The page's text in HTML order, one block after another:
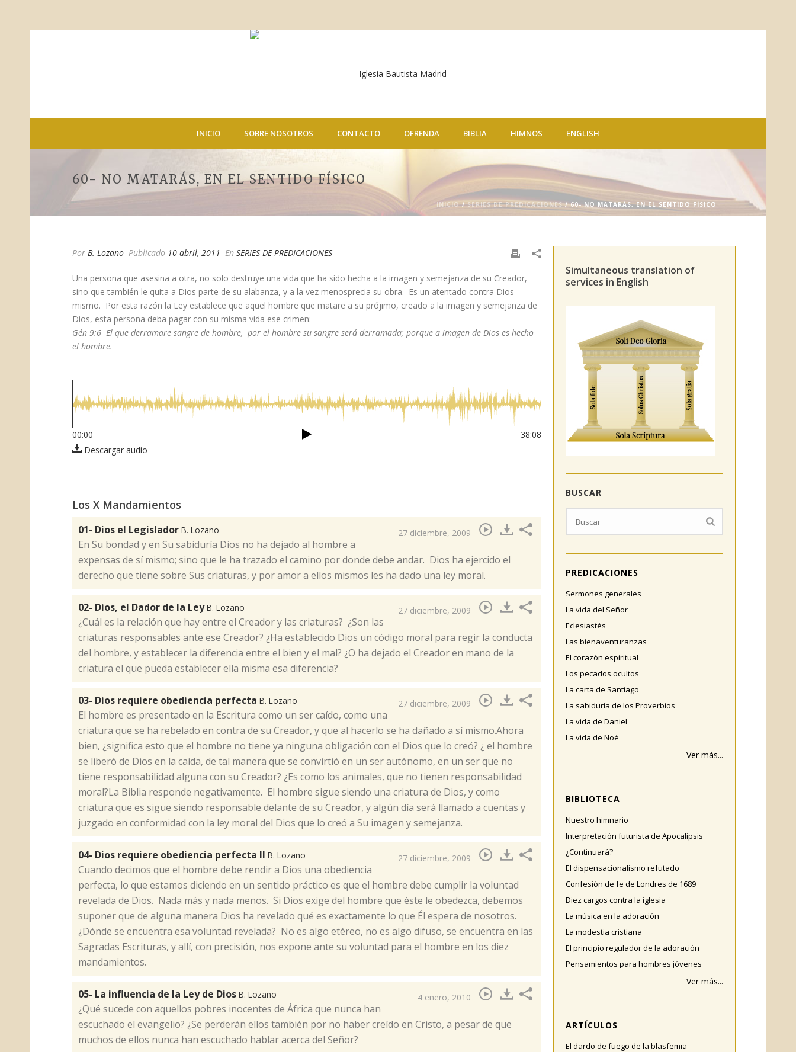
INICIO SOBRE NOSOTROS CONTACTO OFRENDA BIBLIA HIMNOS ENGLISH
60- NO MATARÁS, EN EL SENTIDO FÍSICO
INICIO/SERIES DE PREDICACIONES/ 60- NO MATARÁS, EN EL SENTIDO FÍSICO
Por B. Lozano Publicado 10 abril, 2011 En SERIES DE PREDICACIONES
​Una persona que asesina a otra, no solo destruye una vida que ha sido hecha a la imagen y semejanza de su Creador,
sino que también le quita a Dios parte de su alabanza, y a la vez menosprecia su obra. Es un atentado contra Dios
mismo. Por esta razón la Ley establece que aquel hombre que matare a su prójimo, creado a la imagen y semejanza de
Dios, esta persona deba pagar con su misma vida ese crimen:
Gén 9:6 El que derramare sangre de hombre, por el hombre su sangre será derramada; porque a imagen de Dios es hecho
el hombre.
00:00
38:08
Descargar audio
Los X Mandamientos
01- Dios el Legislador B. Lozano 27 diciembre, 2009
​En Su bondad y en Su sabiduría Dios no ha dejado al hombre a
expensas de sí mismo; sino que le ha trazado el camino por donde debe andar. Dios ha ejercido el
derecho que tiene sobre Sus criaturas, y por amor a ellos mismos les ha dado una ley moral.
02- Dios, el Dador de la LeyB. Lozano 27 diciembre, 2009
​¿Cuál es la relación que hay entre el Creador y las criaturas? ¿Son las
criaturas responsables ante ese Creador? ¿Ha establecido Dios un código moral para regir la conducta
del hombre, y establecer la diferencia entre el bien y el mal? ¿O ha dejado el Creador en mano de la
criatura el que pueda establecer ella misma esa diferencia?
03- Dios requiere obediencia perfecta B. Lozano 27 diciembre, 2009
​El hombre es presentado en la Escritura como un ser caído, como una
criatura que se ha rebelado en contra de su Creador, y que al hacerlo se ha dañado a sí mismo.Ahora
bien, ¿significa esto que el hombre no tiene ya ninguna obligación con el Dios que lo creó? ¿ el hombre
se liberó de Dios en la caída, de tal manera que se convirtió en un ser autónomo, en un ser que no
tiene responsabilidad alguna con su Creador? ¿Es como los animales, que no tienen responsabilidad
moral?La Biblia responde negativamente. El hombre sigue siendo una criatura de Dios, y como
criatura que es sigue siendo responsable delante de su Creador, y algún día será llamado a cuentas y
juzgado en conformidad con la ley moral del Dios que lo creó a Su imagen y semejanza.
04- Dios requiere obediencia perfecta II B. Lozano 27 diciembre, 2009
​Cuando decimos que el hombre debe rendir a Dios una obediencia
perfecta, lo que estamos diciendo en un sentido práctico es que el hombre debe cumplir la voluntad
revelada de Dios. Nada más y nada menos. Si Dios exige del hombre que éste le obedezca, debemos
suponer que de alguna manera Dios ha revelado qué es exactamente lo que Él espera de nosotros.
¿Dónde se encuentra esa voluntad revelada? No es algo etéreo, no es algo difuso, se encuentra en las
Sagradas Escrituras, y allí, con precisión, nos expone ante su voluntad para el hombre en los diez
mandamientos.
05- La influencia de la Ley de Dios B. Lozano 4 enero, 2010
​¿Qué sucede con aquellos pobres inocentes de África que nunca han
escuchado el evangelio? ¿Se perderán ellos también por no haber creído en Cristo, a pesar de que
muchos de ellos nunca han escuchado hablar acerca del Señor?
Simultaneous translation of
services in English
BUSCAR
PREDICACIONES
Sermones generales
La vida del Señor
Eclesiastés
Las bienaventuranzas
El corazón espiritual
Los pecados ocultos
La carta de Santiago
La sabiduría de los Proverbios
La vida de Daniel
La vida de Noé
Ver más...
BIBLIOTECA
Nuestro himnario
Interpretación futurista de Apocalipsis
¿Continuará?
El dispensacionalismo refutado
Confesión de fe de Londres de 1689
Diez cargos contra la iglesia
La música en la adoración
La modestia cristiana
El principio regulador de la adoración
Pensamientos para hombres jóvenes
Ver más...
ARTÍCULOS
El dardo de fuego de la blasfemia